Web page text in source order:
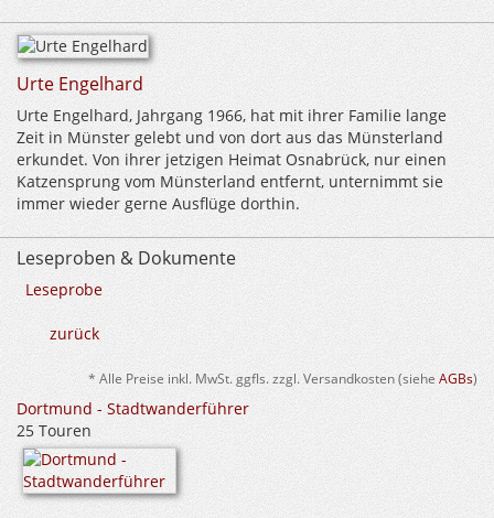
Urte Engelhard
Urte Engelhard, Jahrgang 1966, hat mit ihrer Familie lange
Zeit in Münster gelebt und von dort aus das Münsterland
erkundet. Von ihrer jetzigen Heimat Osnabrück, nur einen
Katzensprung vom Münsterland entfernt, unternimmt sie
immer wieder gerne Ausflüge dorthin.
Leseproben & Dokumente
Leseprobe
zurück
* Alle Preise inkl. MwSt. ggfls. zzgl. Versandkosten (siehe AGBs)
Dortmund - Stadtwanderführer
25 Touren